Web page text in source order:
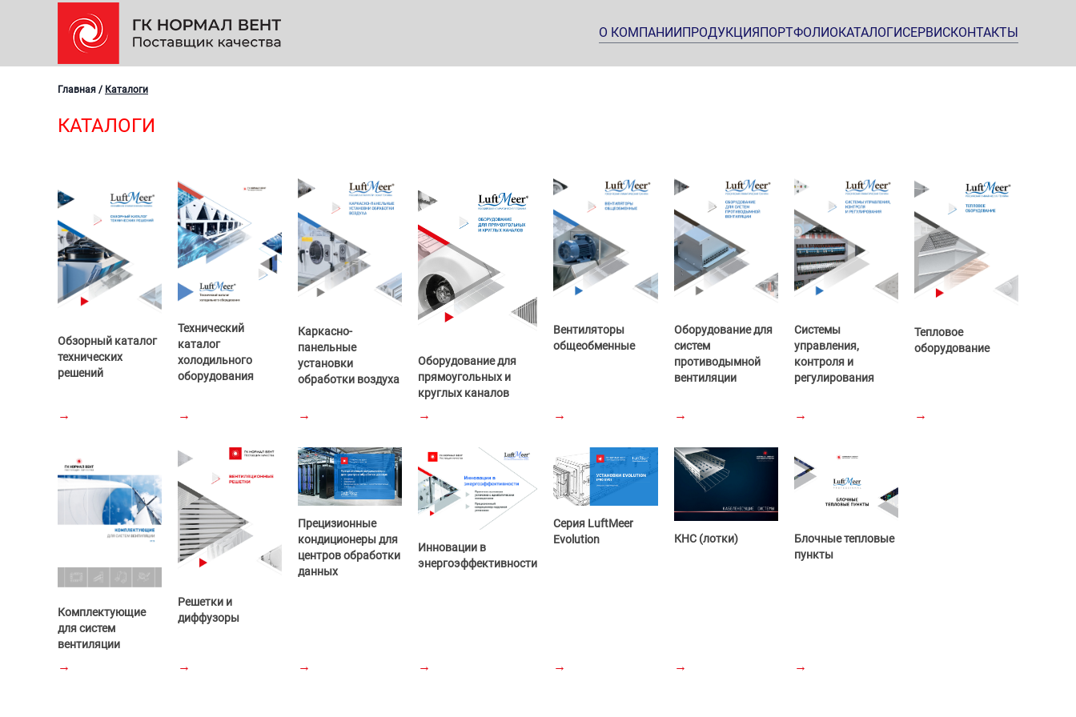
О КОМПАНИИПРОДУКЦИЯПОРТФОЛИОКАТАЛОГИСЕРВИСКОНТАКТЫ
Главная / Каталоги
КАТАЛОГИ
Обзорный каталог
технических
решений
→
Технический
каталог
холодильного
оборудования
→
Каркасно-
панельные
установки
обработки воздуха
→
Оборудование для
прямоугольных и
круглых каналов
→
Вентиляторы
общеобменные
→
Оборудование для
систем
противодымной
вентиляции
→
Cистемы
управления,
контроля и
регулирования
→
Тепловое
оборудование
→
Комплектующие
для систем
вентиляции
→
Решетки и
диффузоры
→
Прецизионные
кондиционеры для
центров обработки
данных
→
Инновации в
энергоэффективности
→
Серия LuftMeer
Evolution
→
КНС (лотки)
→
Блочные тепловые
пункты
→